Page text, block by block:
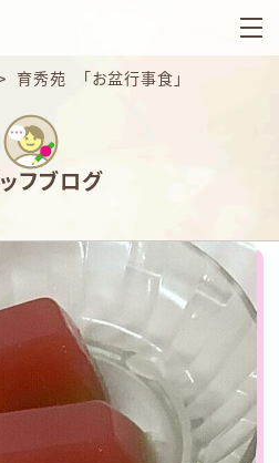
育秀苑 「お盆行事食」
フブログ